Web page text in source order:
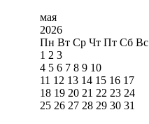
мая
2026
Пн Вт Ср Чт Пт Сб Вс
1 2 3
4 5 6 7 8 9 10
11 12 13 14 15 16 17
18 19 20 21 22 23 24
25 26 27 28 29 30 31